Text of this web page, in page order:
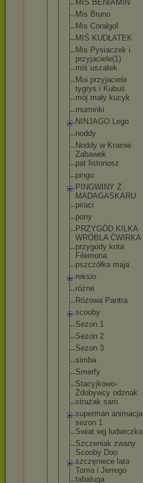
MIŚ BENIAMIN
Mis Bruno
Mis Coralgol
MIŚ KUDŁATEK
Mis Pysiaczek i
przyjaciele(1)
miś uszatek
Moi przyjaciele
tygrys i Kubuś
mój mały kucyk
muminki
NINJAGO Lego
noddy
Noddy w Krainie
Zabawek
pat listonosz
pingu
PINGWINY Z
MADAGASKARU
piraci
pony
PRZYGÓD KILKA
WRÓBLA ĆWIRKA
przygody kota
Filemona
pszczółka maja
reksio
różne
Różowa Pantra
scooby
Sezon 1
Sezon 2
Sezon 3
simba
Smerfy
Stacyjkowo-
Zdobywcy odznak
strażak sam
superman animacja
sezon 1
Swiat wg ludwiczka
Szczeniak zwany
Scooby Doo
szczęniece lata
Toma i Jerrego
tabaluga